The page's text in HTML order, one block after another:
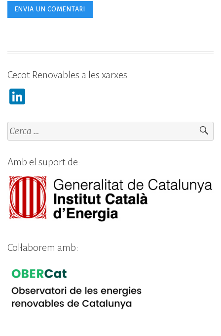
Cecot Renovables a les xarxes
k
e
dI
n
Cerca:
Amb el suport de:
Col·laborem amb: